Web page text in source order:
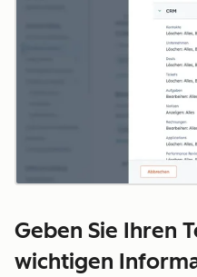
Geben Sie Ihren
wichtigen